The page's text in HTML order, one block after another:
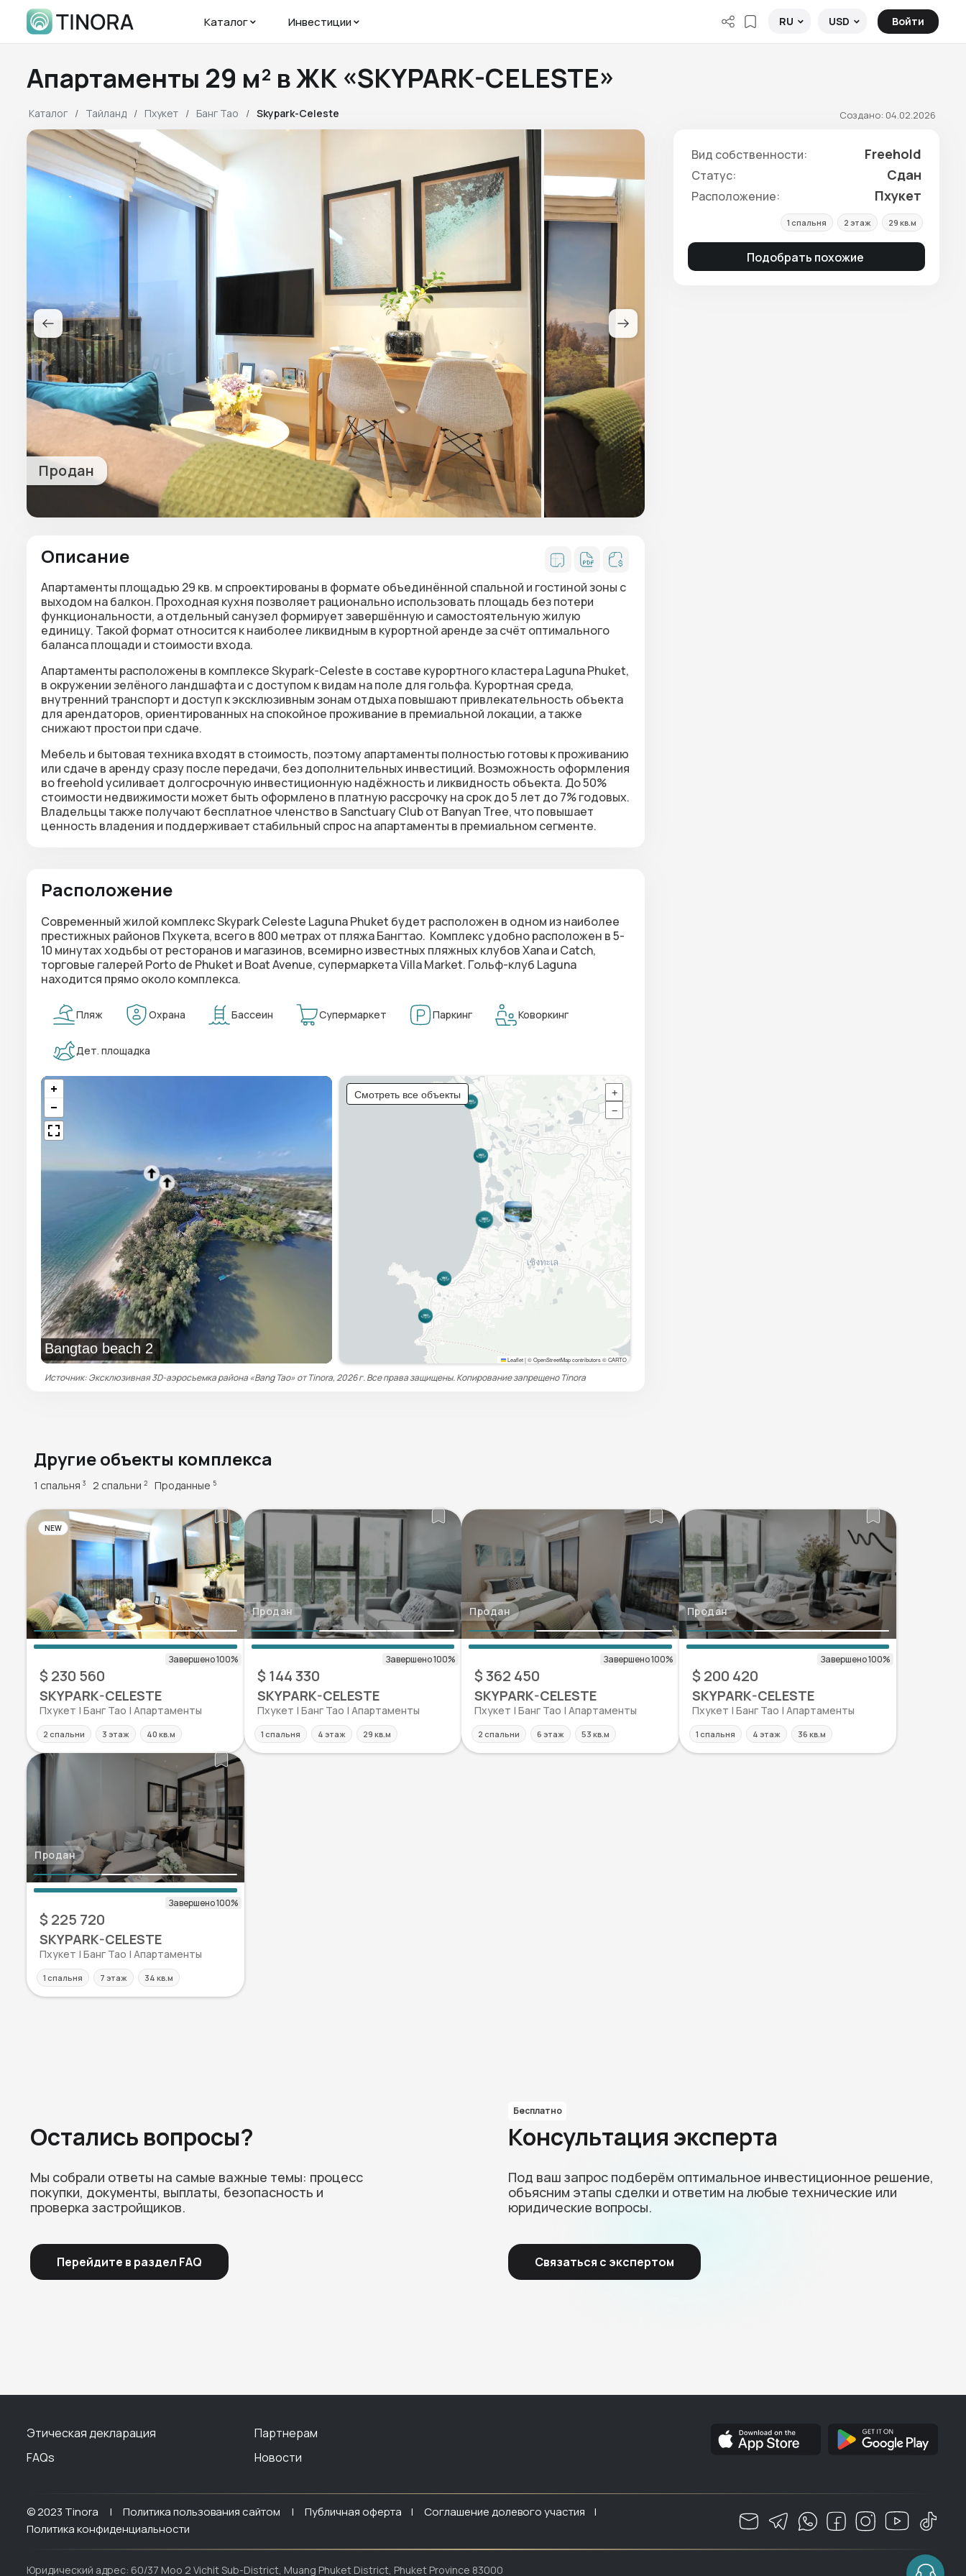
Каталог Инвестиции RU USD Войти
Апартаменты 29 м² в ЖК «SKYPARK-CELESTE»
Каталог Тайланд Пхукет Банг Тао Skypark-Celeste Создано: 04.02.2026
Продан
Вид собственности: Freehold
Статус: Сдан
Расположение: Пхукет
1 спальня 2 этаж 29 кв.м
Подобрать похожие
Описание
Апартаменты площадью 29 кв. м спроектированы в формате объединённой спальной и гостиной зоны с
выходом набалкон. Проходная кухня позволяет рационально использовать площадь без потери
функциональности, а отдельный санузел формирует завершённую и самостоятельную жилую
единицу. Такой формат относится к наиболее ликвидным в курортной аренде за счёт оптимального
баланса площади и стоимости входа.
Апартаменты расположены в комплексе Skypark-Celeste в составе курортного кластера Laguna Phuket,
в окружении зелёного ландшафта и с доступом к видам на поле для гольфа. Курортная среда,
внутренний транспорт и доступ к эксклюзивным зонам отдыха повышают привлекательность объекта
для арендаторов, ориентированных на спокойное проживание в премиальной локации, а также
снижают простои при сдаче.
Мебель и бытовая техника входят в стоимость, поэтому апартаменты полностью готовы к проживанию
или сдаче в аренду сразу после передачи, без дополнительных инвестиций. Возможность оформления
воfreeholdусиливает долгосрочную инвестиционную надёжность и ликвидность объекта. До 50%
стоимости недвижимости может быть оформлено в платную рассрочку на срок до 5 лет до 7% годовых.
Владельцы также получают бесплатное членство в Sanctuary Club от Banyan Tree, что повышает
ценность владения и поддерживает стабильный спрос на апартаменты в премиальном сегменте.
Расположение
Современный жилой комплекс Skypark Celeste Laguna Phuket будет расположен в одном из наиболее
престижных районов Пхукета, всего в 800 метрах от пляжа Бангтао. Комплекс удобно расположен в 5-
10 минутах ходьбы от ресторанов и магазинов, всемирно известных пляжных клубов Xana и Catch,
торговые галерей Porto de Phuket и Boat Avenue, супермаркета Villa Market. Гольф-клуб Laguna
находится прямо около комплекса.
Пляж Охрана Бассеин Супермаркет Паркинг Коворкинг
Дет. площадка
Bangtao beach 2
Смотреть все объекты
+
−
Leaflet|© OpenStreetMap contributors © CARTO
Источник: Эксклюзивная 3D-аэросъемка района «Bang Tao» от Tinora, 2026 г. Все права защищены. Копирование запрещеноTinora
Другие объекты комплекса
1 спальня 3 2 спальни 2 Проданные 5
NEW
$ 230 560
SKYPARK-CELESTE
Пхукет | Банг Тао | Апартаменты
2 спальни 3 этаж 40 кв.м
Продан
$ 144 330
SKYPARK-CELESTE
Пхукет | Банг Тао | Апартаменты
1 спальня 4 этаж 29 кв.м
Продан
$ 362 450
SKYPARK-CELESTE
Пхукет | Банг Тао | Апартаменты
2 спальни 6 этаж 53 кв.м
Продан
$ 200 420
SKYPARK-CELESTE
Пхукет | Банг Тао | Апартаменты
1 спальня 4 этаж 36 кв.м
Продан
$ 225 720
SKYPARK-CELESTE
Пхукет | Банг Тао | Апартаменты
1 спальня 7 этаж 34 кв.м
Остались вопросы?
Мы собрали ответы на самые важные темы: процесс
покупки, документы, выплаты, безопасность и
проверка застройщиков.
Перейдите в раздел FAQ
Бесплатно
Консультация эксперта
Под ваш запрос подберём оптимальное инвестиционное решение,
объясним этапы сделки и ответим на любые технические или
юридические вопросы.
Связаться с экспертом
Этическая декларация
FAQs
Партнерам
Новости
© 2023 Tinora | Политика пользования сайтом | Публичная оферта |
Соглашение долевого участия |
Политика конфиденциальности
Юридический адрес: 60/37 Moo 2 Vichit Sub-District, Muang Phuket District, Phuket Province 83000